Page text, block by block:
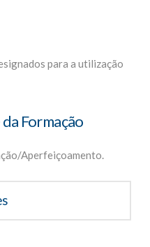
para a utilização
Formação
Aperfeiçoamento.